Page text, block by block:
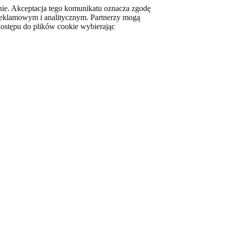
Akceptacja tego komunikatu oznacza zgodę
i analitycznym. Partnerzy mogą
do plików cookie wybierając